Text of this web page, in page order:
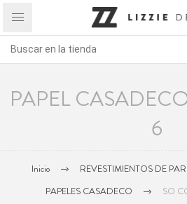
PAPEL
6
Inicio REVESTIMIENTOS DE
PAPELES CASADECO
SO